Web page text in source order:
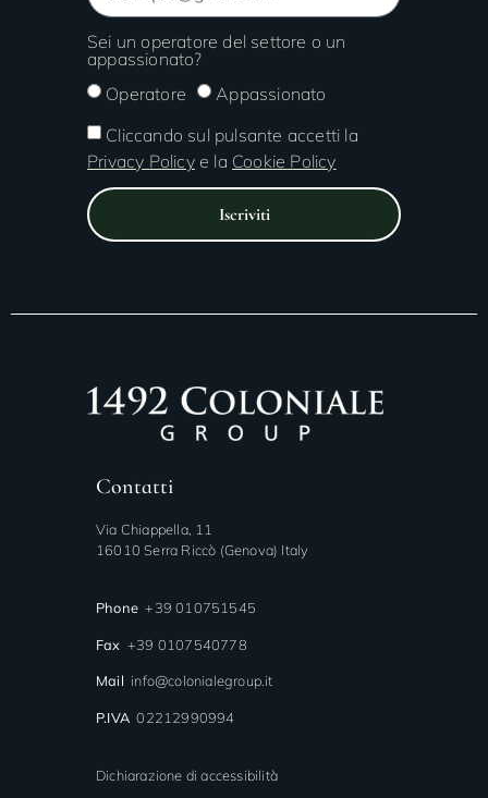
Sei un operatore del settore o un
appassionato?
Operatore
Appassionato
Cliccando sul pulsante accetti la
Privacy Policye la Cookie Policy
Iscriviti
Contatti
Via Chiappella, 11
16010 Serra Riccò (Genova) Italy
Phone +39 010751545
Fax +39 0107540778
Mail info@colonialegroup.it
P.IVA 02212990994
Dichiarazione di accessibilità